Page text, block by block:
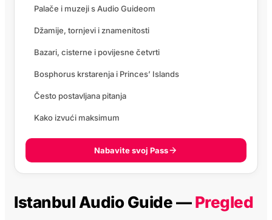
Istanbul Audio Guide —Pregled
Palače i muzeji s Audio Guideom
Džamije, tornjevi i znamenitosti
Bazari, cisterne i povijesne četvrti
Bosphorus krstarenja i Princes’ Islands
Često postavljana pitanja
Kako izvući maksimum
Nabavite svoj Pass